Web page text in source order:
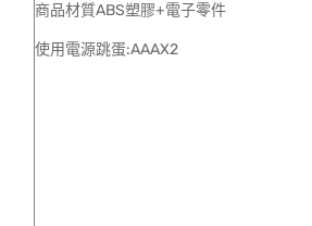
商品材質ABS塑膠+電子零件
使用電源跳蛋:AAAX2